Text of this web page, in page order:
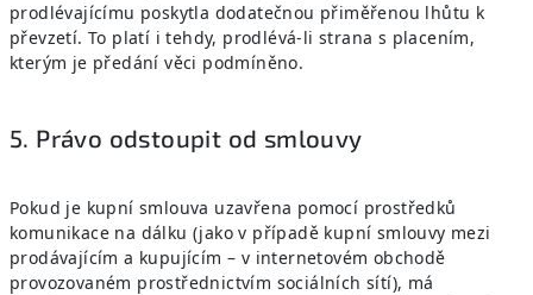
prodlévajícímu poskytla dodatečnou přiměřenou lhůtu k
převzetí. To platí i tehdy, prodlévá-li strana s placením,
kterým je předání věci podmíněno.
5. Právo odstoupit od smlouvy
Pokud je kupní smlouva uzavřena pomocí prostředků
komunikace na dálku (jako v případě kupní smlouvy mezi
prodávajícím a kupujícím – v internetovém obchodě
provozovaném prostřednictvím sociálních sítí), má